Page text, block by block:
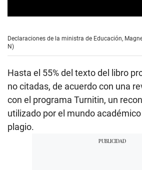
e
c
d
s
o
f
2
i
n
u
Declaraciones de la ministra de Educación,
N)
Hasta el 55% del texto del libro
no citadas, de acuerdo con una
con el programa Turnitin, un
utilizado por el mundo
plagio.